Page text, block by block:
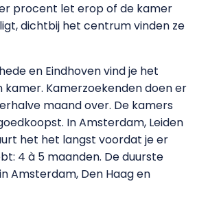
procent let erop of de kamer
dichtbij het centrum vinden ze
en Eindhoven vind je het
kamer. Kamerzoekenden doen er
maand over. De kamers
In Amsterdam, Leiden
het het langst voordat je er
4 à 5 maanden. De duurste
Amsterdam, Den Haag en